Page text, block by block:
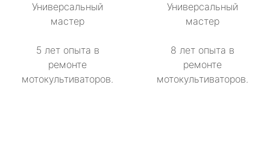
Универсальный
мастер
5 лет опыта в
ремонте
мотокультиваторов.
Универсальный
мастер
8 лет опыта в
ремонте
мотокультиваторов.